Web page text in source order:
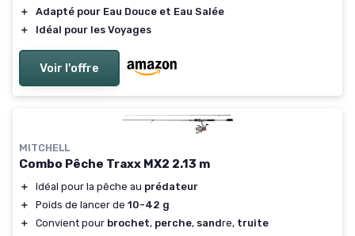
＋
Adapté pour Eau Douce et Eau Salée
＋
Idéal pour les Voyages
Voir l'offre
MITCHELL
Combo Pêche Traxx MX2 2.13 m
＋ Idéal pour la pêche au prédateur
＋
Poids de lancer de 10-42 g
＋
Convient pour brochet, perche, sandre, truite